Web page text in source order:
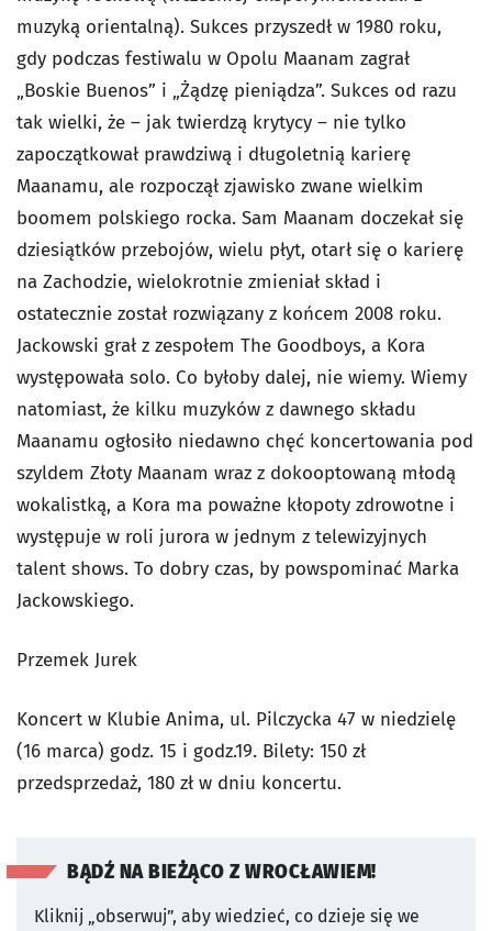
muzyką orientalną). Sukces przyszedł w 1980 roku,
gdy podczas festiwalu w Opolu Maanam zagrał
„Boskie Buenos” i „Żądzę pieniądza”. Sukces od razu
tak wielki, że – jak twierdzą krytycy – nie tylko
zapoczątkował prawdziwą i długoletnią karierę
Maanamu, ale rozpoczął zjawisko zwane wielkim
boomem polskiego rocka. Sam Maanam doczekał się
dziesiątków przebojów, wielu płyt, otarł się o karierę
na Zachodzie, wielokrotnie zmieniał skład i
ostatecznie został rozwiązany z końcem 2008 roku.
Jackowski grał z zespołem The Goodboys, a Kora
występowała solo. Co byłoby dalej, nie wiemy. Wiemy
natomiast, że kilku muzyków z dawnego składu
Maanamu ogłosiło niedawno chęć koncertowania pod
szyldem Złoty Maanam wraz z dokooptowaną młodą
wokalistką, a Kora ma poważne kłopoty zdrowotne i
występuje w roli jurora w jednym z telewizyjnych
talent shows. To dobry czas, by powspominać Marka
Jackowskiego.
Przemek Jurek
Koncert w Klubie Anima, ul. Pilczycka 47 w niedzielę
(16 marca) godz. 15 i godz.19. Bilety: 150 zł
przedsprzedaż, 180 zł w dniu koncertu.
BĄDŹ NA BIEŻĄCO Z WROCŁAWIEM!
Kliknij „obserwuj”, aby wiedzieć, co dzieje się we